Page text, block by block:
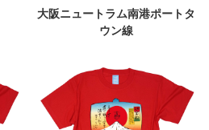
大阪ニュートラム南港ポートタ
ウン線